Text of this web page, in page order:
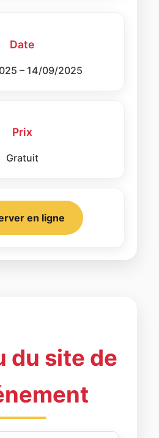
Date
– 14/09/2025
Prix
Gratuit
en ligne
du site de